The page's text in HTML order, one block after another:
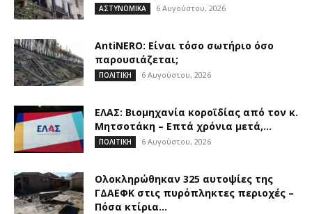
ΑΣΤΥΝΟΜΙΚΑ 6 Αυγούστου, 2026
AntiNERO: Είναι τόσο σωτήριο όσο
παρουσιάζεται;
ΠΟΛΙΤΙΚΗ 6 Αυγούστου, 2026
ΕΛΑΣ: Βιομηχανία κοροϊδίας από τον κ.
Μητσοτάκη – Επτά χρόνια μετά,...
ΠΟΛΙΤΙΚΗ 6 Αυγούστου, 2026
Ολοκληρώθηκαν 325 αυτοψίες της
ΓΔΑΕΦΚ στις πυρόπληκτες περιοχές –
Πόσα κτίρια...